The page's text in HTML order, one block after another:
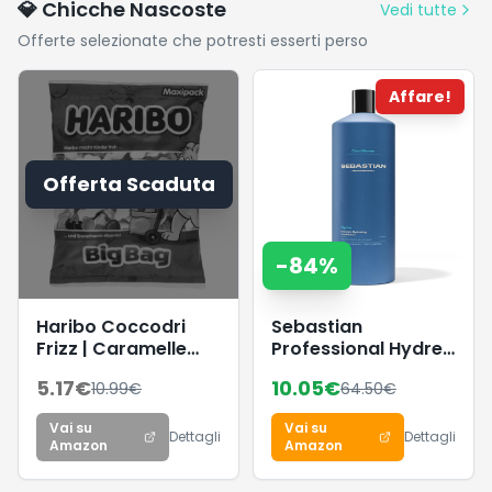
Pulsossimetro
con
Spegnimento
Automatico
💎 Chicche Nascoste
Vedi tutte
Offerte selezionate che potresti esserti perso
Offerta Scaduta
Haribo Coccodri
Frizz | Caramelle
Gusto Frutta, Ideali
per Feste, 1 Kg
5.17€10.99€
Vai su
Amazon
Dettagli
Affare!
-84%
Sebastian
Professional Hydre
Conditioner –
Balsamo idratante
profondo per
capelli secchi,
trattati e colorati,
10.05€64.50€
Vai su
Amazon
Dettagli